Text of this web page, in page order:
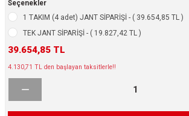
Seçenekler
1 TAKIM (4 adet) JANT SİPARİŞİ - ( 39.654,85 TL )
TEK JANT SİPARİŞİ - ( 19.827,42 TL )
39.654,85 TL
4.130,71 TL den başlayan taksitlerle!!